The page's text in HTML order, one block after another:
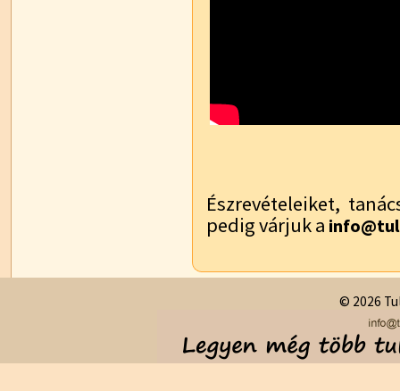
Észrevételeiket,
pedig várjuk a
© 2026